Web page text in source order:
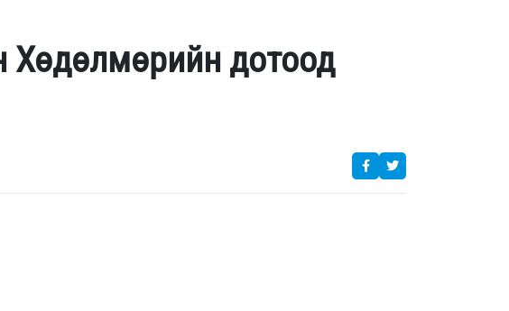
Хөдөлмөрийн дотоод